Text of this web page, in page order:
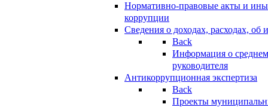
Нормативно-правовые акты и
коррупции
Сведения о доходах, расходах, об
Back
Информация о
руководителя
Антикоррупционная экспертиза
Back
Проекты